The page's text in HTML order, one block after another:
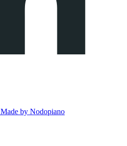
Made by Nodopiano